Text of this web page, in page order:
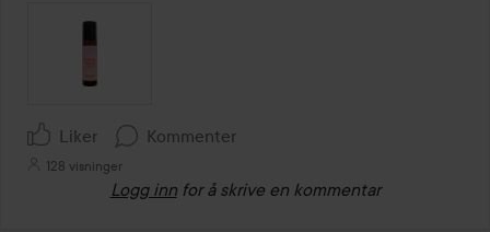
Liker Kommenter
128 visninger
Logg inn for å skrive en kommentar